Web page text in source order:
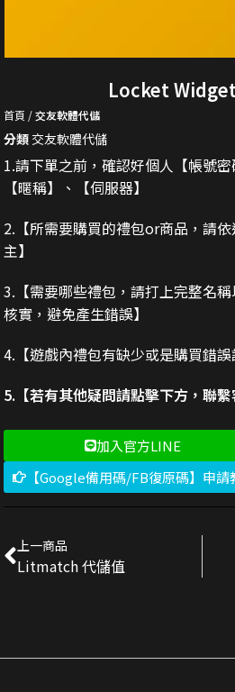
Locket
首頁 交友軟體代儲
分類 交友軟體代儲
1.請下單之前，確認好個人【帳號
【暱稱】、【伺服器】
2. 【所需要購買的禮包or商品，請
主】
3. 【需要哪些禮包，請打上完整名
核實，避免產生錯誤】
4.【遊戲內禮包有缺少或是購買錯誤
5.【若有其他疑問請點擊下方，聯繫
加入官方LINE
【Google備用碼/FB復原碼】申請
上一商品
Litmatch 代儲值